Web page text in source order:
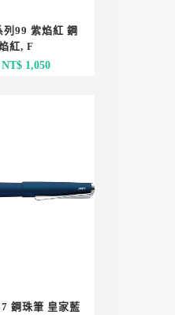
99 紫焰紅 鋼
紅, F
原
NT$ 1,050目
鋼珠筆 皇家藍